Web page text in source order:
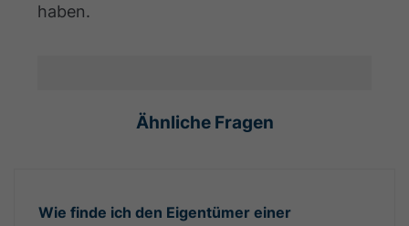
haben.
Ähnliche Fragen
Wie finde ich den Eigentümer einer